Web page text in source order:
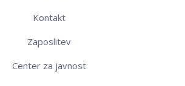
Kontakt
Zaposlitev
Center za javnost